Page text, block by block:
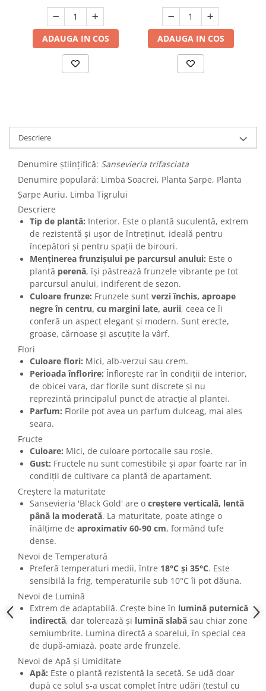
ADAUGA IN COS ADAUGA IN COS
Descriere
Denumire științifică: Sansevieria trifasciata
Denumire populară: Limba Soacrei, Planta Șarpe, Planta
Șarpe Auriu, Limba Tigrului
Descriere
Tip de plantă: Interior. Este o plantă suculentă, extrem
de rezistentă și ușor de întreținut, ideală pentru
începători și pentru spații de birouri.
Menținerea frunzișului pe parcursul anului: Este o
plantă perenă, își păstrează frunzele vibrante pe tot
parcursul anului, indiferent de sezon.
Culoare frunze: Frunzele sunt verzi închis, aproape
negre în centru, cu margini late, aurii, ceea ce îi
conferă un aspect elegant și modern. Sunt erecte,
groase, cărnoase și ascuțite la vârf.
Flori
Culoare flori: Mici, alb-verzui sau crem.
Perioada înflorire: Înflorește rar în condiții de interior,
de obicei vara, dar florile sunt discrete și nu
reprezintă principalul punct de atracție al plantei.
Parfum: Florile pot avea un parfum dulceag, mai ales
seara.
Fructe
Culoare: Mici, de culoare portocalie sau roșie.
Gust: Fructele nu sunt comestibile și apar foarte rar în
condiții de cultivare ca plantă de apartament.
Creștere la maturitate
Sansevieria 'Black Gold' are o creștere verticală, lentă
până la moderată. La maturitate, poate atinge o
înălțime de aproximativ 60-90 cm, formând tufe
dense.
Nevoi de Temperatură
Preferă temperaturi medii, între 18°C și 35°C. Este
sensibilă la frig, temperaturile sub 10°C îi pot dăuna.
Nevoi de Lumină
Extrem de adaptabilă. Crește bine în lumină puternică
indirectă, dar tolerează și lumină slabă sau chiar zone
semiumbrite. Lumina directă a soarelui, în special cea
de după-amiază, poate arde frunzele.
Nevoi de Apă și Umiditate
Apă: Este o plantă rezistentă la secetă. Se udă doar
după ce solul s-a uscat complet între udări (testul cu